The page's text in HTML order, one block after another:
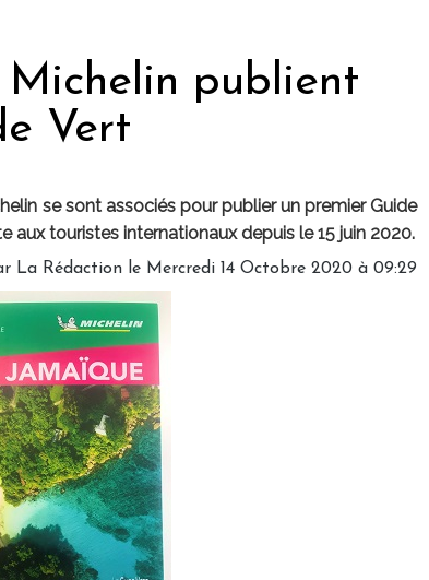
publient
Vert
se sont associés pour publier un premier Guide
aux touristes internationaux depuis le 15 juin 2020.
La Rédaction le Mercredi 14 Octobre 2020 à 09:29